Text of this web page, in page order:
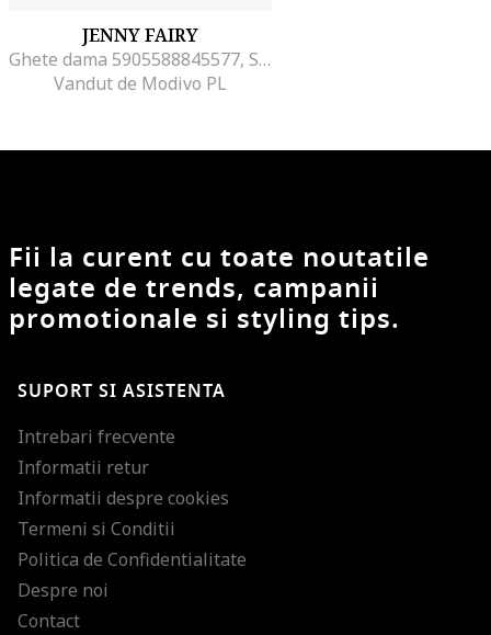
JENNY FAIRY
Ghete dama 5905588845577, Sintetic, Negru, Negru
Vandut de Modivo PL
Fii la curent cu toate noutatile
legate de trends, campanii
promotionale si styling tips.
SUPORT SI ASISTENTA
Intrebari frecvente
Informatii retur
Informatii despre cookies
Termeni si Conditii
Politica de Confidentialitate
Despre noi
Contact